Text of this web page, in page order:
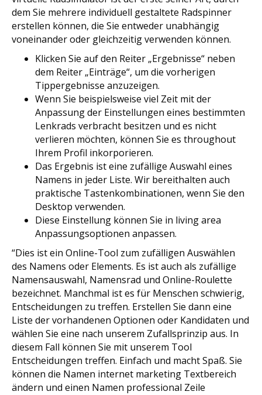
dem Sie mehrere individuell gestaltete Radspinner
erstellen können, die Sie entweder unabhängig
voneinander oder gleichzeitig verwenden können.
Klicken Sie auf den Reiter „Ergebnisse“ neben
dem Reiter „Einträge“, um die vorherigen
Tippergebnisse anzuzeigen.
Wenn Sie beispielsweise viel Zeit mit der
Anpassung der Einstellungen eines bestimmten
Lenkrads verbracht besitzen und es nicht
verlieren möchten, können Sie es throughout
Ihrem Profil inkorporieren.
Das Ergebnis ist eine zufällige Auswahl eines
Namens in jeder Liste. Wir bereithalten auch
praktische Tastenkombinationen, wenn Sie den
Desktop verwenden.
Diese Einstellung können Sie in living area
Anpassungsoptionen anpassen.
“Dies ist ein Online-Tool zum zufälligen Auswählen
des Namens oder Elements. Es ist auch als zufällige
Namensauswahl, Namensrad und Online-Roulette
bezeichnet. Manchmal ist es für Menschen schwierig,
Entscheidungen zu treffen. Erstellen Sie dann eine
Liste der vorhandenen Optionen oder Kandidaten und
wählen Sie eine nach unserem Zufallsprinzip aus. In
diesem Fall können Sie mit unserem Tool
Entscheidungen treffen. Einfach und macht Spaß. Sie
können die Namen internet marketing Textbereich
ändern und einen Namen professional Zeile